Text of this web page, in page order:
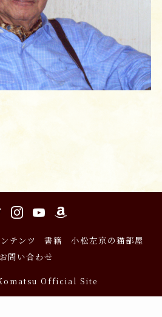
テンツ 書籍
小松左京の猫部屋
お問い合わせ
Official Site